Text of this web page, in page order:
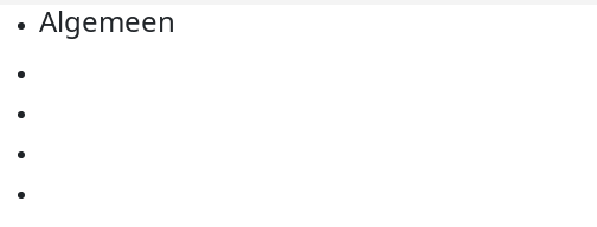
Algemeen